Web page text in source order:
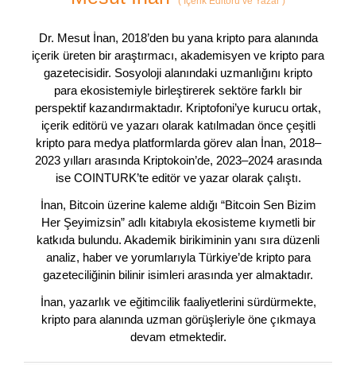
Dr. Mesut İnan, 2018’den bu yana kripto para alanında
içerik üreten bir araştırmacı, akademisyen ve kripto para
gazetecisidir. Sosyoloji alanındaki uzmanlığını kripto
para ekosistemiyle birleştirerek sektöre farklı bir
perspektif kazandırmaktadır. Kriptofoni’ye kurucu ortak,
içerik editörü ve yazarı olarak katılmadan önce çeşitli
kripto para medya platformlarda görev alan İnan, 2018–
2023 yılları arasında Kriptokoin’de, 2023–2024 arasında
ise COINTURK’te editör ve yazar olarak çalıştı.
İnan, Bitcoin üzerine kaleme aldığı “Bitcoin Sen Bizim
Her Şeyimizsin” adlı kitabıyla ekosisteme kıymetli bir
katkıda bulundu. Akademik birikiminin yanı sıra düzenli
analiz, haber ve yorumlarıyla Türkiye’de kripto para
gazeteciliğinin bilinir isimleri arasında yer almaktadır.
İnan, yazarlık ve eğitimcilik faaliyetlerini sürdürmekte,
kripto para alanında uzman görüşleriyle öne çıkmaya
devam etmektedir.